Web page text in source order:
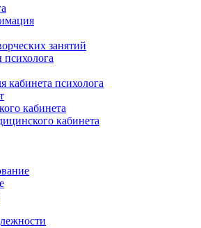
занятий
кабинета психолога
кабинета
кабинета